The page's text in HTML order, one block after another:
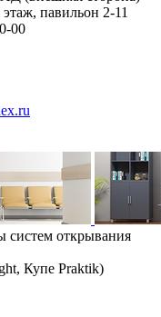
павильон 2-11
00
систем открывания
Купе Praktik)